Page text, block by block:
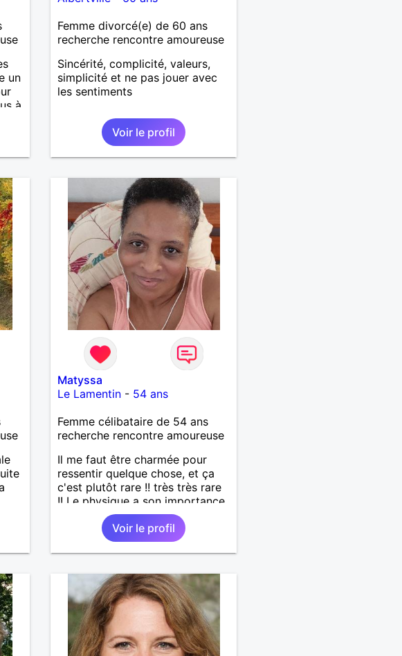
un
à
Femme divorcé(e) de 60 ans
recherche rencontre amoureuse
Sincérité, complicité, valeurs,
simplicité et ne pas jouer avec
les sentiments
Voir le profil
Matyssa
Le Lamentin - 54 ans
Femme célibataire de 54 ans
recherche rencontre amoureuse
Il me faut être charmée pour
ressentir quelque chose, et ça
c'est plutôt rare !! très très rare
!! Le physique a son importance,
même si ce n'est pas le seul
critère. Distingué, courtois,
communicatif, drôle, intelligent...
Les bwabwas de services
des contacts résidant sur l'île ...
les échanges à distance ne sont
pas dans mes prérogatives
Voir le profil